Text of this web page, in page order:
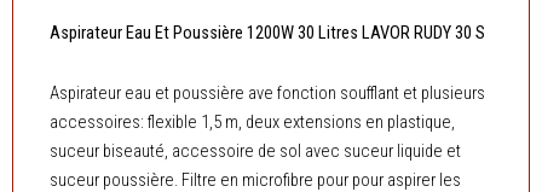
Aspirateur Eau Et Poussière 1200W 30 Litres LAVOR RUDY 30 S
Aspirateur eau et poussière ave fonction soufflant et plusieurs
accessoires: flexible 1,5 m, deux extensions en plastique,
suceur biseauté, accessoire de sol avec suceur liquide et
suceur poussière. Filtre en microfibre pour pour aspirer les